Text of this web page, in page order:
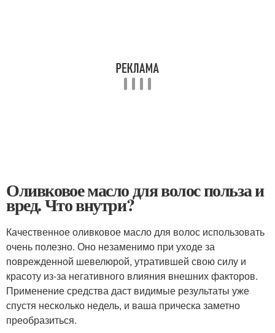
Оливковое масло для волос польза и
вред. Что внутри?
Качественное оливковое масло для волос использовать
очень полезно. Оно незаменимо при уходе за
поврежденной шевелюрой, утратившей свою силу и
красоту из-за негативного влияния внешних факторов.
Применение средства даст видимые результаты уже
спустя несколько недель, и ваша прическа заметно
преобразиться.